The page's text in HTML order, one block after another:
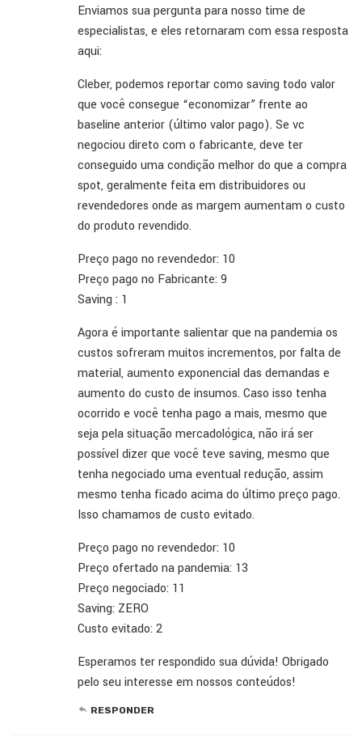
Enviamos sua pergunta para nosso time de
especialistas, e eles retornaram com essa resposta
aqui:
Cleber, podemos reportar como saving todo valor
que você consegue “economizar” frente ao
baseline anterior (último valor pago). Se vc
negociou direto com o fabricante, deve ter
conseguido uma condição melhor do que a compra
spot, geralmente feita em distribuidores ou
revendedores onde as margem aumentam o custo
do produto revendido.
Preço pago no revendedor: 10
Preço pago no Fabricante: 9
Saving : 1
Agora é importante salientar que na pandemia os
custos sofreram muitos incrementos, por falta de
material, aumento exponencial das demandas e
aumento do custo de insumos. Caso isso tenha
ocorrido e você tenha pago a mais, mesmo que
seja pela situação mercadológica, não irá ser
possível dizer que você teve saving, mesmo que
tenha negociado uma eventual redução, assim
mesmo tenha ficado acima do último preço pago.
Isso chamamos de custo evitado.
Preço pago no revendedor: 10
Preço ofertado na pandemia: 13
Preço negociado: 11
Saving: ZERO
Custo evitado: 2
Esperamos ter respondido sua dúvida! Obrigado
pelo seu interesse em nossos conteúdos!
RESPONDER